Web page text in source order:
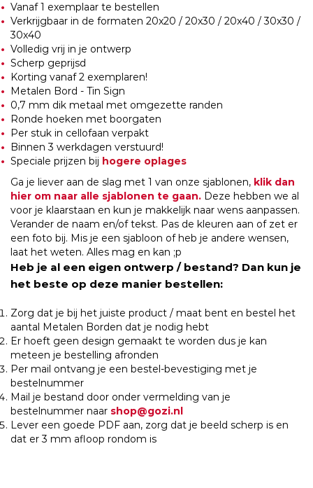
Vanaf 1 exemplaar te bestellen
Verkrijgbaar in de formaten 20x20 / 20x30 / 20x40 / 30x30 /
30x40
Volledig vrij in je ontwerp
Scherp geprijsd
Korting vanaf 2 exemplaren!
Metalen Bord - Tin Sign
0,7 mm dik metaal met omgezette randen
Ronde hoeken met boorgaten
Per stuk in cellofaan verpakt
Binnen 3 werkdagen verstuurd!
Speciale prijzen bij hogere oplages
Ga je liever aan de slag met 1 van onze sjablonen, klik dan
hier om naar alle sjablonen te gaan. Deze hebben we al
voor je klaarstaan en kun je makkelijk naar wens aanpassen.
Verander de naam en/of tekst. Pas de kleuren aan of zet er
een foto bij. Mis je een sjabloon of heb je andere wensen,
laat het weten. Alles mag en kan ;p
Heb je al een eigen ontwerp / bestand? Dan kun je
het beste op deze manier bestellen:
Zorg dat je bij het juiste product / maat bent en bestel het
aantal Metalen Borden dat je nodig hebt
Er hoeft geen design gemaakt te worden dus je kan
meteen je bestelling afronden
Per mail ontvang je een bestel-bevestiging met je
bestelnummer
Mail je bestand door onder vermelding van je
bestelnummer naar shop@gozi.nl
Lever een goede PDF aan, zorg dat je beeld scherp is en
dat er 3 mm afloop rondom is